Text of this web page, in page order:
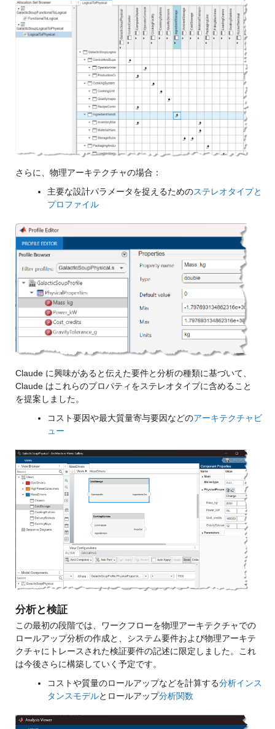
さらに、物理アーキテクチャの場合：
主要な設計パラメータを捉えるためのステレオタイプと
プロファイル
Claude に興味があると伝えた要件と分析の種類に基づいて、
Claude はこれらのプロパティをステレオタイプに含めること
を提案しました。
コスト要因や最大質量寄与要因などのアーキテクチャビ
ュー
分析と検証
この最初の段階では、ワークフローを物理アーキテクチャでの
ロールアップ分析の作成と、システム要件および物理アーキテ
クチャにトレースされた検証要件の記述に限定しました。これ
は今後さらに構築していく予定です。
コストや質量のロールアップなどを計算する分析インス
タンスモデルとロールアップ分析関数